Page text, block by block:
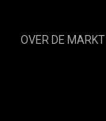
OVER DE MARKT